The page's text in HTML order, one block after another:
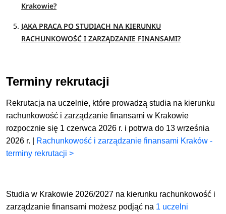
Krakowie?
JAKA PRACA PO STUDIACH NA KIERUNKU
RACHUNKOWOŚĆ I ZARZĄDZANIE FINANSAMI?
Terminy rekrutacji
Rekrutacja na uczelnie, które prowadzą studia na kierunku
rachunkowość i zarządzanie finansami w Krakowie
rozpocznie się 1 czerwca 2026 r. i potrwa do 13 września
2026 r. |
Rachunkowość i zarządzanie finansami Kraków -
terminy rekrutacji >
Studia w Krakowie 2026/2027 na kierunku rachunkowość i
zarządzanie finansami możesz podjąć na 1 uczelni